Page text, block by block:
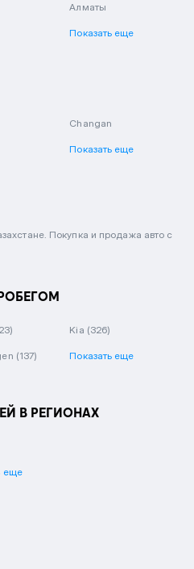
Алматы
Показать еще
Changan
Показать еще
Покупка и продажа авто с
Kia (326)
(137) Показать еще
В РЕГИОНАХ
еще